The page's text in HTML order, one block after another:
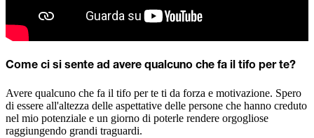
Come ci si sente ad avere qualcuno che fa il tifo per te?
Avere qualcuno che fa il tifo per te ti da forza e motivazione. Spero
di essere all'altezza delle aspettative delle persone che hanno creduto
nel mio potenziale e un giorno di poterle rendere orgogliose
raggiungendo grandi traguardi.